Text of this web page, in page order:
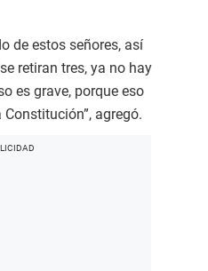
de estos señores, así
retiran tres, ya no hay
es grave, porque eso
agregó.